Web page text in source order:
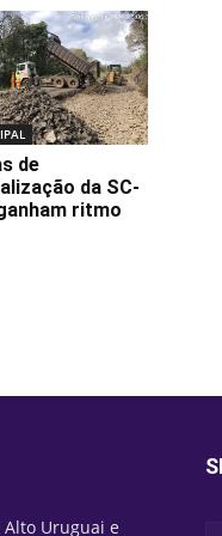
de
da SC-
ritmo
Alto Uruguai e